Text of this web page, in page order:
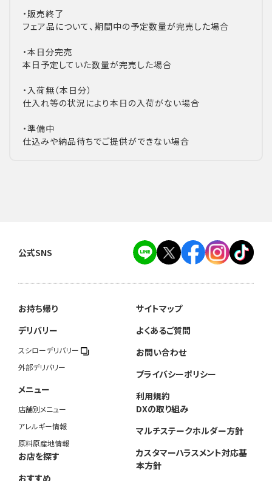
・販売終了
フェア品について、期間中の予定数量が完売した場合
・本日分完売
本日予定していた数量が完売した場合
・入荷無（本日分）
仕入れ等の状況により本日の入荷がない場合
・準備中
仕込みや納品待ちでご提供ができない場合
公式SNS
お持ち帰り
デリバリー
スシローデリバリー
外部デリバリー
メニュー
店舗別メニュー
アレルギー情報
原料原産地情報
お店を探す
おすすめ
サイトマップ
よくあるご質問
お問い合わせ
プライバシーポリシー
利用規約
DXの取り組み
マルチステークホルダー方針
カスタマーハラスメント対応基
本方針